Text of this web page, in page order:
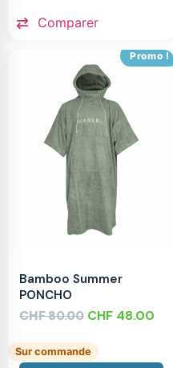
Comparer
Promo !
Bamboo Summer
PONCHO
CHF80.00 CHF 48.00
Sur commande